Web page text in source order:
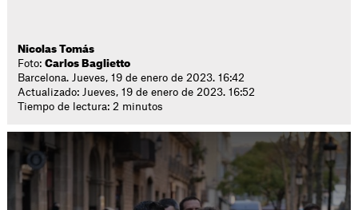
Nicolas Tomás
Foto:Carlos Baglietto
Barcelona. Jueves, 19 de enero de 2023. 16:42
Actualizado: Jueves, 19 de enero de 2023. 16:52
Tiempo de lectura: 2 minutos